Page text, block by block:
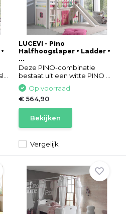
LUCEVI - Pino
Halfhoogslaper + Ladder +
...
Deze PINO-combinatie
bestaat uit een witte PINO ...
Vergelijk
Op voorraad
€ 564,90
Bekijken